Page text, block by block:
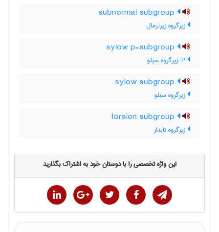
زیرگروه زیرنرمال
زیرگروه سیلو
زیرگروه تابدار
این واژه تخصصی را با دوستان خود به اشتراک بگذارید